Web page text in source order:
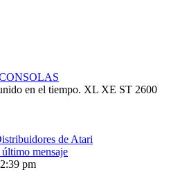
en el tiempo. XL XE ST 2600
de Atari
mensaje
pm